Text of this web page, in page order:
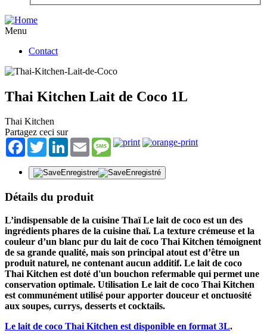
Menu
Contact
Thai Kitchen Lait de Coco 1L
Thai Kitchen
Partagez ceci sur
Facebook
TwitterLinkedInEmail Message
Enregistrer Enregistré
Détails du produit
L’indispensable de la cuisine Thaï Le lait de coco est un des
ingrédients phares de la cuisine thaï. La texture crémeuse et la
couleur d’un blanc pur du lait de coco Thai Kitchen témoignent
de sa grande qualité, mais son principal atout est d’être un
produit naturel, ne contenant aucun additif. Le lait de coco
Thai Kitchen est doté d'un bouchon refermable qui permet une
conservation optimale. Utilisation Le lait de coco Thai Kitchen
est communément utilisé pour apporter douceur et onctuosité
aux soupes, currys, desserts et cocktails.
Le lait de coco Thai Kitchen est disponible en format 3L.